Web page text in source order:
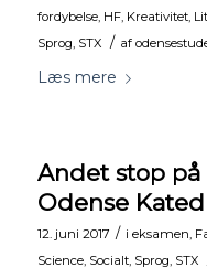
fordybelse, HF, Kreativitet,
Sprog, STX / af
Læs mere
Andet stop
Odense
12. juni 2017 / i eksamen
Science, Socialt, Sprog STX